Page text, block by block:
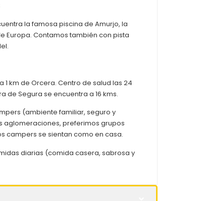
la famosa piscina de Amurjo, la
Europa. Contamos también con pista
1 km de Orcera. Centro de salud las 24
de Segura se encuentra a 16 kms.
(ambiente familiar, seguro y
aglomeraciones, preferimos grupos
campers se sientan como en casa.
diarias (comida casera, sabrosa y